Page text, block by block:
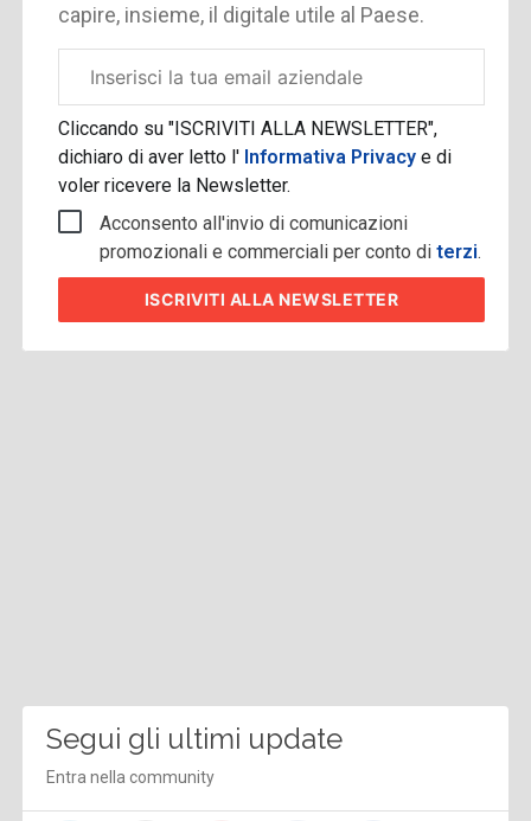
capire, insieme, il digitale utile al Paese.
aziendale
Cliccando su "ISCRIVITI ALLA NEWSLETTER",
dichiaro di aver letto l' Informativa Privacye di
voler ricevere la Newsletter.
Acconsento all'invio di comunicazioni
promozionali e commerciali per conto diterzi.
ISCRIVITI ALLA NEWSLETTER
Segui gli ultimi update
Entra nella community